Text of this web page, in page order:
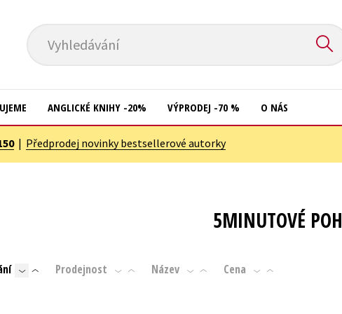
Vyhledávání
Počítače
Učebnice
ANGLICKÉ KNIHY -20% VÝPRODEJ -70 % O NÁS
| Předprodej novinky bestsellerové autorky
5MINUTOVÉ
Prodejnost Název Cena